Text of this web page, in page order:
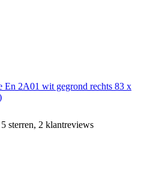
En 2A01 wit gegrond rechts 83 x
sterren, 2 klantreviews